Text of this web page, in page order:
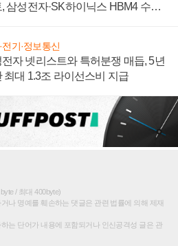
삼성전자·SK하이닉스 HBM4 수율
전기·정보통신
자 넷리스트와 특허분쟁 매듭, 5년
최대 1.3조 라이선스비 지급
/ 최대 400byte)
나 명예를 훼손하는 댓글은 관련 법률에 의해 제재
는 단어가 내용에 포함되거나 인신공격성 글은 관